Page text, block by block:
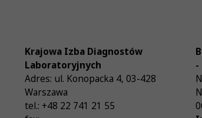
Krajowa Izba Diagnostów
Laboratoryjnych
Adres: ul. Konopacka 4,03-428
Warszawa
tel.: +48 22 741 21 55
-